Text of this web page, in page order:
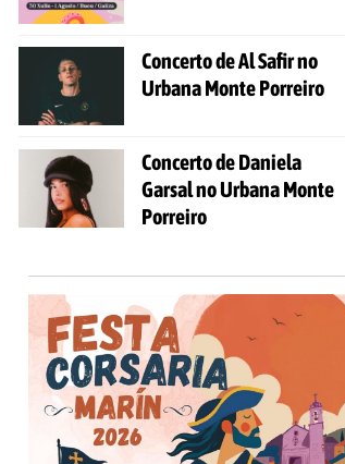
Concerto de Al Safir no
Urbana Monte Porreiro
Concerto de Daniela
Garsal no Urbana Monte
Porreiro